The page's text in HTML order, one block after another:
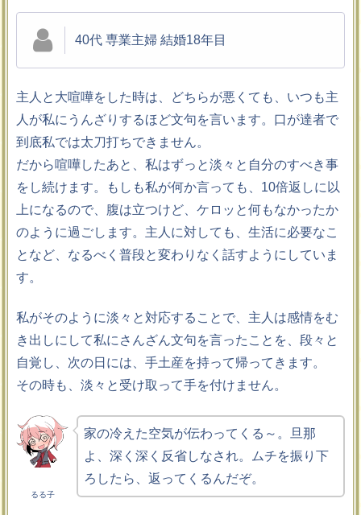
40代 専業主婦 結婚18年目
主人と大喧嘩をした時は、どちらが悪くても、いつも主
人が私にうんざりするほど文句を言います。口が達者で
到底私では太刀打ちできません。
だから喧嘩したあと、私はずっと淡々と自分のすべき事
をし続けます。もしも私が何か言っても、10倍返しに以
上になるので、腹は立つけど、ケロッと何もなかったか
のように過ごします。主人に対しても、生活に必要なこ
となど、なるべく普段と変わりなく話すようにしていま
す。
私がそのように淡々と対応することで、主人は感情をむ
き出しにして私にさんざん文句を言ったことを、段々と
自覚し、次の日には、手土産を持って帰ってきます。
その時も、淡々と受け取って手を付けません。
るる子
家の冷えた空気が伝わってくる～。旦那
よ、深く深く反省しなされ。ムチを振り下
ろしたら、返ってくるんだぞ。